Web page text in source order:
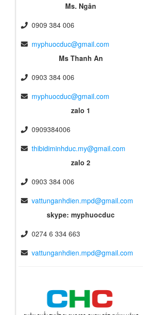
Ms. Ngân
0909 384 006
myphuocduc@gmail.com
Ms Thanh An
0903 384 006
myphuocduc@gmail.com
zalo 1
0909384006
thibidiminhduc.my@gmail.com
zalo 2
0903 384 006
vattunganhdien.mpd@gmail.com
skype: myphuocduc
0274 6 334 663
vattunganhdien.mpd@gmail.com